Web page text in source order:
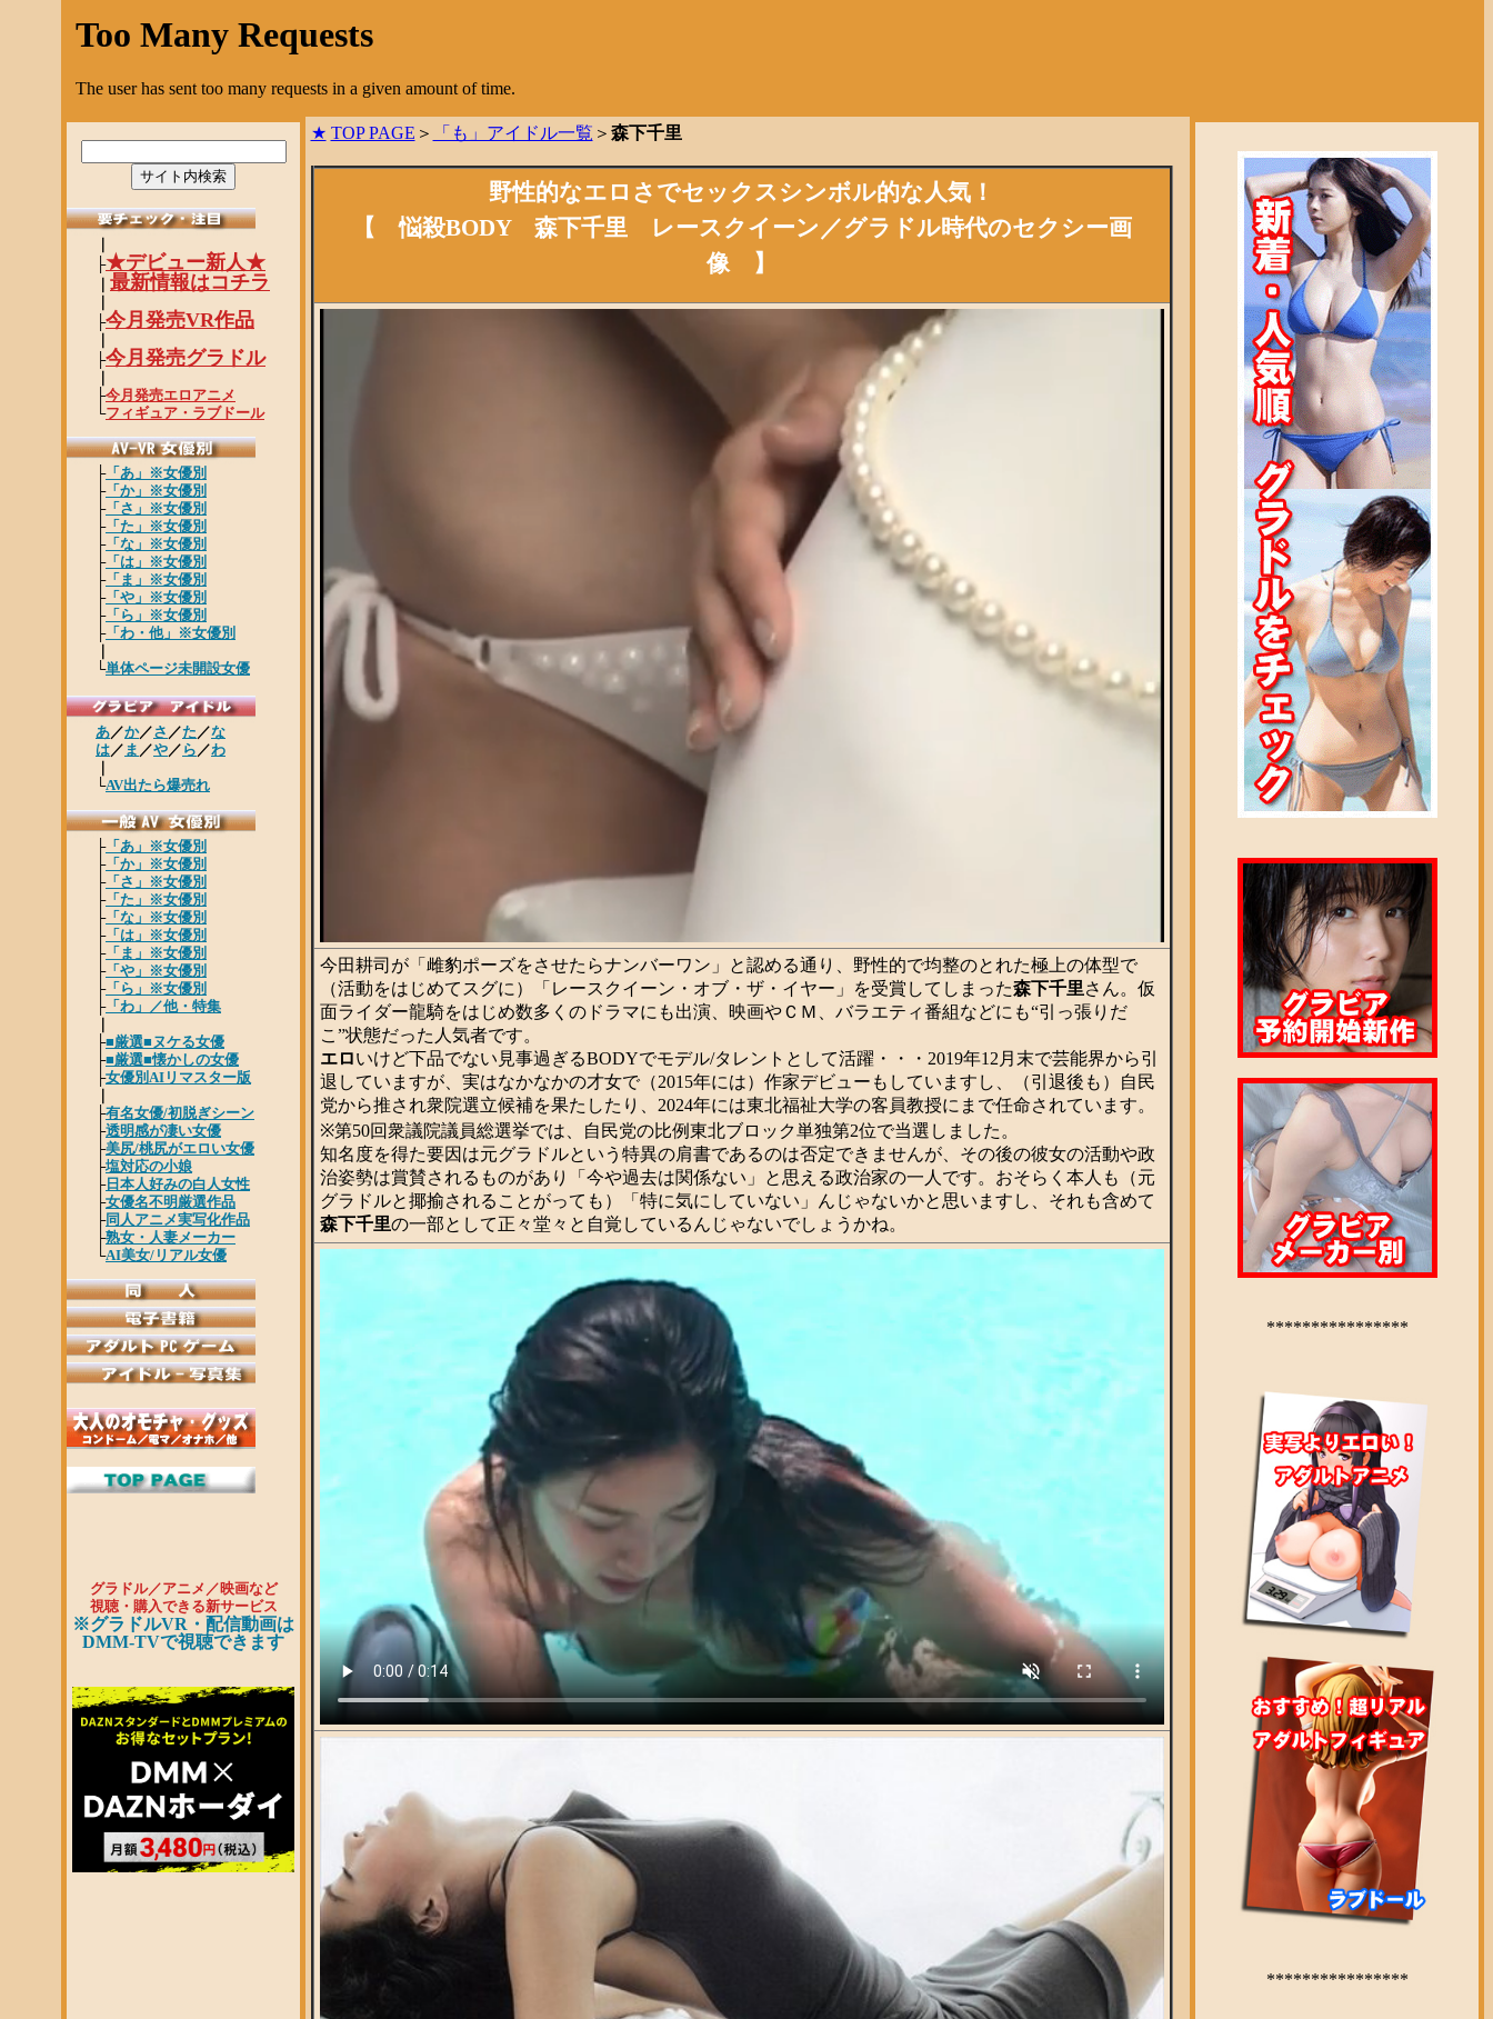
★ TOP PAGE ＞ 「も」アイドル一覧 ＞ 森下千里
野性的なエロ さでセックス シンボル的な人気！
【 悩殺BODY 森下千里レースクイーン／グラドル時代のセクシー画
像 】
今田耕司が「雌豹ポーズをさせたらナンバーワン」と認める通り、野性的で均整のとれた極上の体型で
（活動をはじめてスグに）「レースクイーン・オブ・ザ・イヤー」を受賞してしまった森下千里さん。仮
面ライダー龍騎をはじめ数多くのドラマにも出演、映画やＣＭ、バラエティ番組などにも“引っ張りだ
こ”状態だった人気者です。
エロいけど下品でない見事過ぎるBODYでモデル/タレントとして活躍・・・2019年12月末で芸能界から引
退していますが、実はなかなかの才女で（2015年には）作家デビューもしていますし、（引退後も）自民
党から推され衆院選立候補を果たしたり、2024年には東北福祉大学の客員教授にまで任命されています。
※第50回衆議院議員総選挙では、自民党の比例東北ブロック単独第2位で当選しました。
知名度を得た要因は元グラドルという特異の肩書であるのは否定できませんが、その後の彼女の活動や政
治姿勢は賞賛されるものがあり「今や過去は関係ない」と思える政治家の一人です。おそらく本人も（元
グラドルと揶揄されることがっても）「特に気にしていない」んじゃないかと思いますし、それも含めて
森下千里の一部として正々堂々と自覚しているんじゃないでしょうかね。